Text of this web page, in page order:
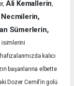
Ali Kemallerin
Necmilerin,
Sümerlerin,
isimlerini
kalıcı
başarılarına elbette
Dozer Cemil’in golü